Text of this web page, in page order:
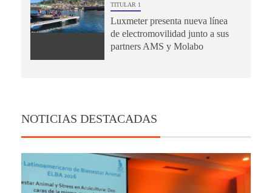
TITULAR 1
Luxmeter presenta nueva línea
de electromovilidad junto a sus
partners AMS y Molabo
NOTICIAS DESTACADAS